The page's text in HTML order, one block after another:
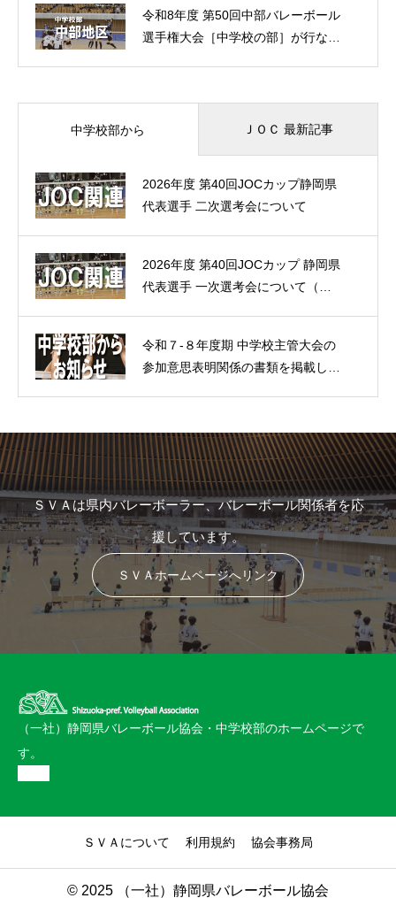
令和8年度 第50回中部バレーボール
選手権大会［中学校の部］が行なわ
中学校部から ＪＯＣ 最新記事
2026年度 第40回JOCカップ静岡県
代表選手 二次選考会について
2026年度 第40回JOCカップ 静岡県
代表選手 一次選考会について（各
令和７‐８年度期 中学校主管大会の
参加意思表明関係の書類を掲載しま
ＳＶＡは県内バレーボーラー、バレーボール関係者を応
援しています。
ＳＶＡホームページへリンク
（一社）静岡県バレーボール協会・中学校部のホームページで
す。
ＳＶＡについて 利用規約 協会事務局
© 2025 （一社）静岡県バレーボール協会